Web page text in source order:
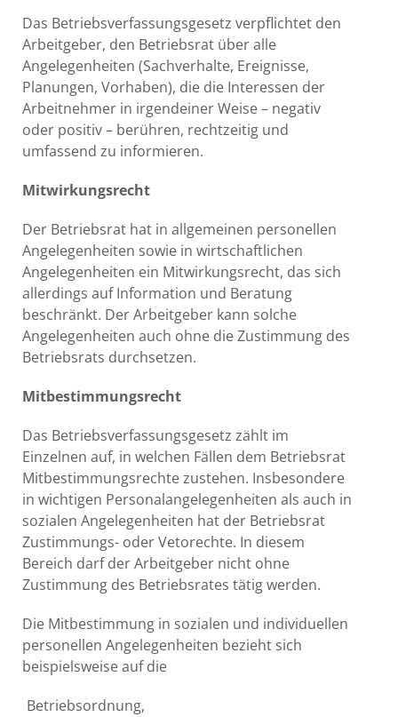
Das Betriebsverfassungsgesetz verpflichtet den
Arbeitgeber, den Betriebsrat über alle
Angelegenheiten (Sachverhalte, Ereignisse,
Planungen, Vorhaben), die die Interessen der
Arbeitnehmer in irgendeiner Weise – negativ
oder positiv – berühren, rechtzeitig und
umfassend zu informieren.
Mitwirkungsrecht
Der Betriebsrat hat in allgemeinen personellen
Angelegenheiten sowie in wirtschaftlichen
Angelegenheiten ein Mitwirkungsrecht, das sich
allerdings auf Information und Beratung
beschränkt. Der Arbeitgeber kann solche
Angelegenheiten auch ohne die Zustimmung des
Betriebsrats durchsetzen.
Mitbestimmungsrecht
Das Betriebsverfassungsgesetz zählt im
Einzelnen auf, in welchen Fällen dem Betriebsrat
Mitbestimmungsrechte zustehen. Insbesondere
in wichtigen Personalangelegenheiten als auch in
sozialen Angelegenheiten hat der Betriebsrat
Zustimmungs- oder Vetorechte. In diesem
Bereich darf der Arbeitgeber nicht ohne
Zustimmung des Betriebsrates tätig werden.
Die Mitbestimmung in sozialen und individuellen
personellen Angelegenheiten bezieht sich
beispielsweise auf die
Betriebsordnung,